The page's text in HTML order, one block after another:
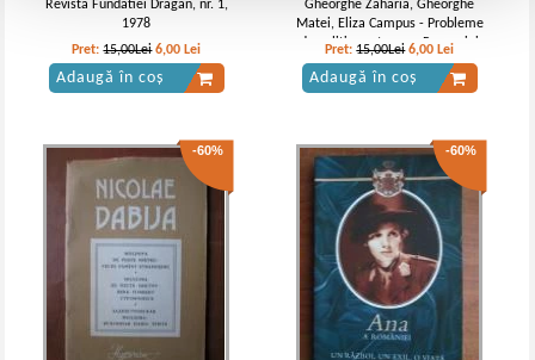
Revista Fundatiei Dragan, nr. 1,
1978
Pret:15,00Lei 6,00 Lei
Adaugă în coș
Gheorghe Zaharia, Gheorghe
Matei, Eliza Campus - Probleme
de politica externa a Romaniei
1919-1939. Culegere de studii
(volumul 1)
Pret:15,00Lei 6,00 Lei
Adaugă în coș
-60% -60%